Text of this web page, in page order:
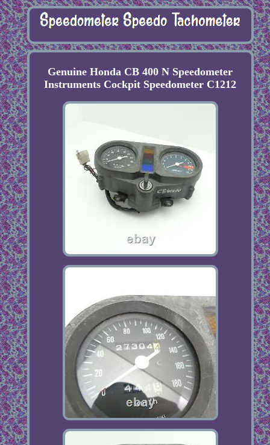
Genuine Honda CB 400 N Speedometer
Instruments Cockpit Speedometer C1212